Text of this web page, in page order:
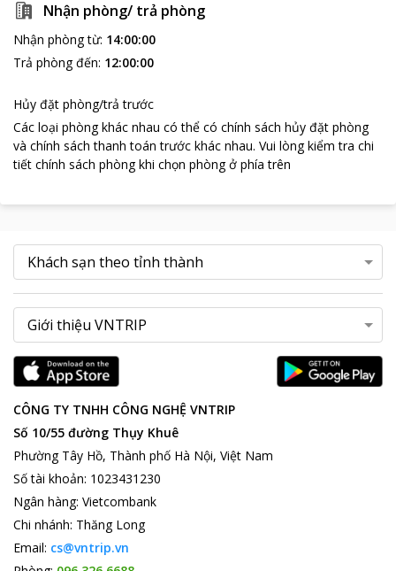
Nhận phòng/ trả phòng
Nhận phòng từ: 14:00:00
Trả phòng đến: 12:00:00
Hủy đặt phòng/trả trước
Các loại phòng khác nhau có thể có chính sách hủy đặt phòng
và chính sách thanh toán trước khác nhau. Vui lòng kiểm tra chi
tiết chính sách phòng khi chọn phòng ở phía trên
CÔNG TY TNHH CÔNG NGHỆ VNTRIP
Số 10/55 đường Thụy Khuê
Phường Tây Hồ, Thành phố Hà Nội, Việt Nam
Số tài khoản: 1023431230
Ngân hàng: Vietcombank
Chi nhánh: Thăng Long
Email: cs@vntrip.vn